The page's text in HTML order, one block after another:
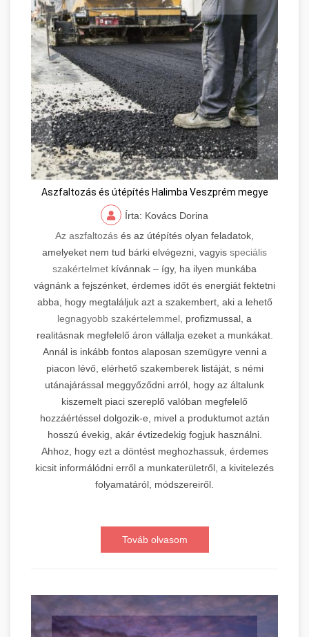
Aszfaltozás és útépítés Halimba Veszprém megye
Írta: Kovács Dorina
Az aszfaltozás és az útépítés olyan feladatok,
amelyeket nem tud bárki elvégezni, vagyis speciális
szakértelmet kívánnak – így, ha ilyen munkába
vágnánk a fejszénket, érdemes időt és energiát fektetni
abba, hogy megtaláljuk azt a szakembert, aki a lehető
legnagyobb szakértelemmel, profizmussal, a
realitásnak megfelelő áron vállalja ezeket a munkákat.
Annál is inkább fontos alaposan szemügyre venni a
piacon lévő, elérhető szakemberek listáját, s némi
utánajárással meggyőződni arról, hogy az általunk
kiszemelt piaci szereplő valóban megfelelő
hozzáértéssel dolgozik-e, mivel a produktumot aztán
hosszú évekig, akár évtizedekig fogjuk használni.
Ahhoz, hogy ezt a döntést meghozhassuk, érdemes
kicsit informálódni erről a munkaterületről, a kivitelezés
folyamatáról, módszereiről.
Továb olvasom